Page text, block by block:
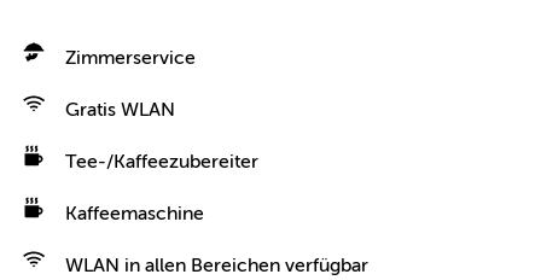
Zimmerservice
Gratis WLAN
Tee-/Kaffeezubereiter
Kaffeemaschine
WLAN in allen Bereichen verfügbar